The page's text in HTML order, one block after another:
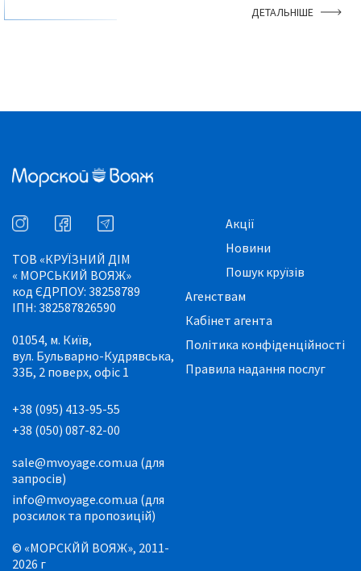
ДЕТАЛЬНІШЕ
ТОВ «КРУЇЗНИЙ ДІМ
« МОРСЬКИЙ ВОЯЖ»
код ЄДРПОУ: 38258789
ІПН: 382587826590
01054, м. Київ,
вул. Бульварно-Кудрявська,
33Б, 2 поверх, офіс 1
+38 (095) 413-95-55
+38 (050) 087-82-00
sale@mvoyage.com.ua (для
запросів)
info@mvoyage.com.ua (для
розсилок та пропозицій)
© «МОРСКЙЙ ВОЯЖ», 2011-
2026 г
Акції
Новини
Пошук круїзів
Агенствам
Кабінет агента
Політика конфіденційності
Правила надання послуг